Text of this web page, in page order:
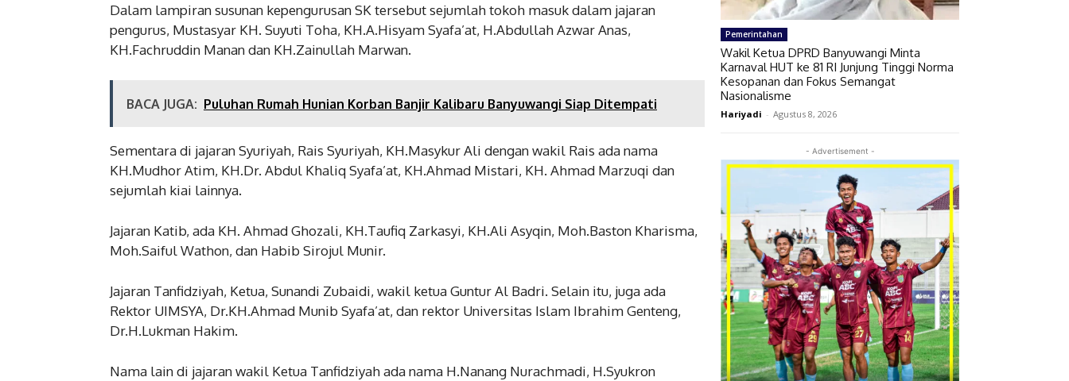
Dalam lampiran susunan kepengurusan SK tersebut sejumlah tokoh masuk dalam jajaran
pengurus, Mustasyar KH. Suyuti Toha, KH.A.Hisyam Syafa’at, H.Abdullah Azwar Anas,
KH.Fachruddin Manan dan KH.Zainullah Marwan.
BACA JUGA: Puluhan Rumah Hunian Korban Banjir Kalibaru Banyuwangi Siap Ditempati
Sementara di jajaran Syuriyah, Rais Syuriyah, KH.Masykur Ali dengan wakil Rais ada nama
KH.Mudhor Atim, KH.Dr. Abdul Khaliq Syafa’at, KH.Ahmad Mistari, KH. Ahmad Marzuqi dan
sejumlah kiai lainnya.
Jajaran Katib, ada KH. Ahmad Ghozali, KH.Taufiq Zarkasyi, KH.Ali Asyqin, Moh.Baston Kharisma,
Moh.Saiful Wathon, dan Habib Sirojul Munir.
Jajaran Tanfidziyah, Ketua, Sunandi Zubaidi, wakil ketua Guntur Al Badri. Selain itu, juga ada
Rektor UIMSYA, Dr.KH.Ahmad Munib Syafa’at, dan rektor Universitas Islam Ibrahim Genteng,
Dr.H.Lukman Hakim.
Nama lain di jajaran wakil Ketua Tanfidziyah ada nama H.Nanang Nurachmadi, H.Syukron
Pemerintahan
Wakil Ketua DPRD Banyuwangi Minta
Karnaval HUT ke 81 RI Junjung Tinggi Norma
Kesopanan dan Fokus Semangat
Nasionalisme
Hariyadi - Agustus 8, 2026
- Advertisement -